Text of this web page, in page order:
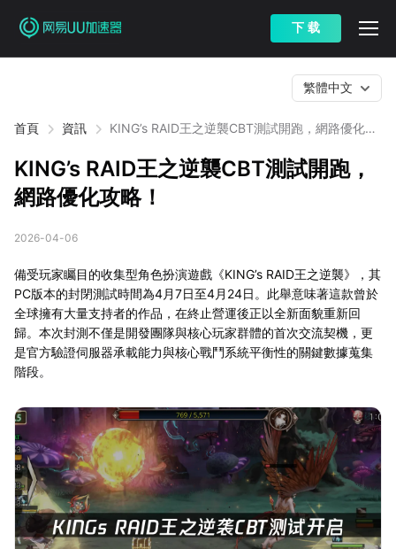
下 载
首頁 資訊
KING’s RAID王之逆襲CBT測試開跑，網路優化攻
繁體中文
KING’s RAID王之逆襲CBT測試開跑，
網路優化攻略！
2026-04-06
備受玩家矚目的收集型角色扮演遊戲《KING’s RAID王之逆襲》，其
PC版本的封閉測試時間為4月7日至4月24日。此舉意味著這款曾於
全球擁有大量支持者的作品，在終止營運後正以全新面貌重新回
歸。本次封測不僅是開發團隊與核心玩家群體的首次交流契機，更
是官方驗證伺服器承載能力與核心戰鬥系統平衡性的關鍵數據蒐集
階段。